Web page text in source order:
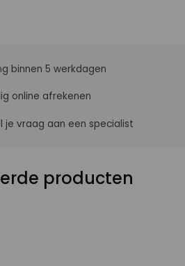
binnen 5 werkdagen
online afrekenen
je vraag aan een specialist
producten